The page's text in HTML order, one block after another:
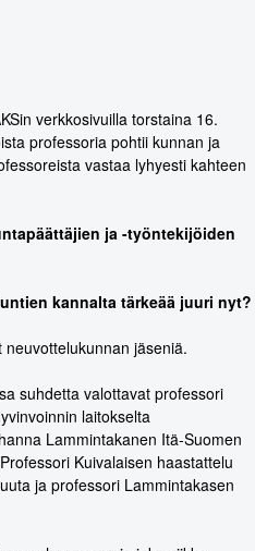
verkkosivuilla torstaina 16.
professoria pohtii kunnan ja
vastaa lyhyesti kahteen
ja -työntekijöiden
kannalta tärkeää juuri nyt?
jäseniä.
suhdetta valottavat professori
laitokselta
Lammintakanen Itä-Suomen
Kuivalaisen haastattelu
ja professori Lammintakasen